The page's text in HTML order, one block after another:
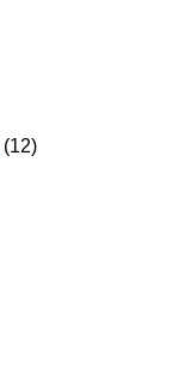
(12)